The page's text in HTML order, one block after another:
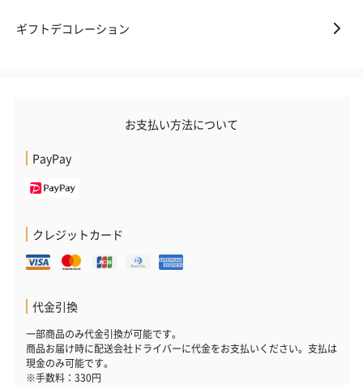
ギフトデコレーション
お支払い方法について
PayPay
クレジットカード
代金引換
一部商品のみ代金引換が可能です。
商品お届け時に配送会社ドライバーに代金をお支払いください。支払は
現金のみ可能です。
※手数料：330円